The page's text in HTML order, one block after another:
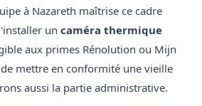
à Nazareth maîtrise ce cadre
un caméra thermique
aux primes Rénolution ou Mijn
mettre en conformité une vieille
aussi la partie administrative.